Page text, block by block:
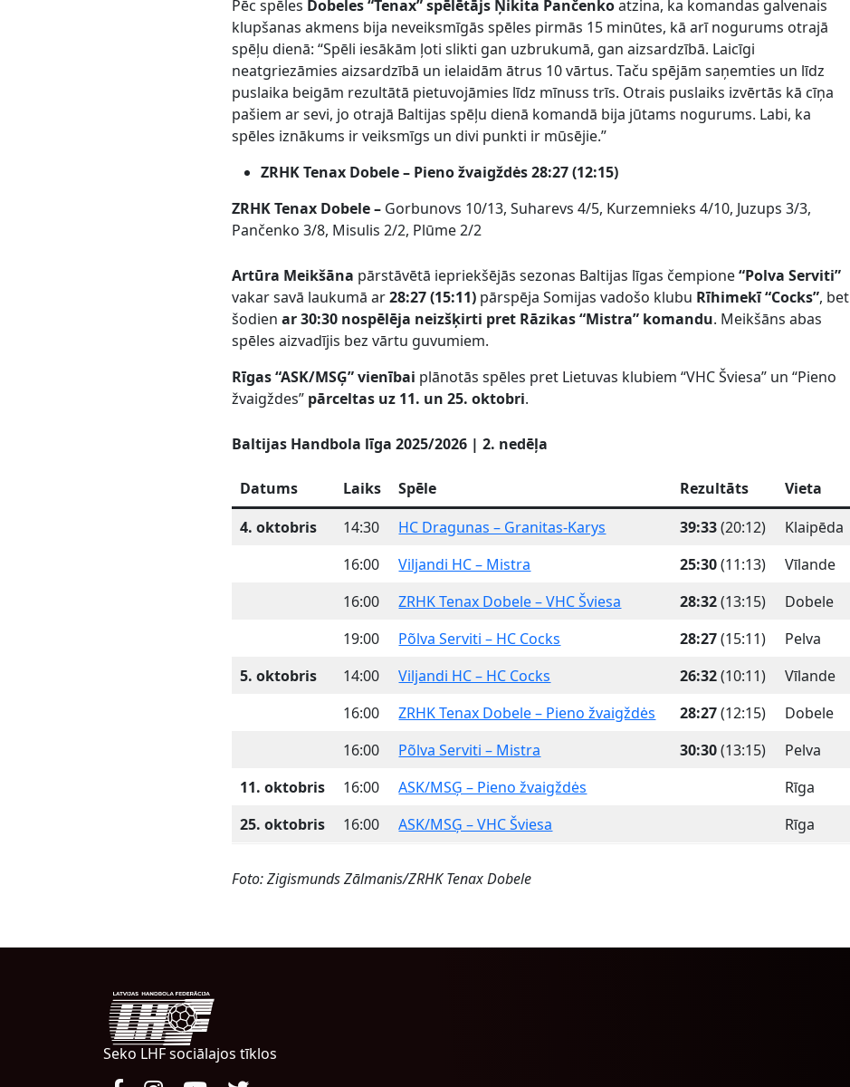
Pēc spēles Dobeles “Tenax” spēlētājs Ņikita Pančenkoatzina, ka komandas galvenais
klupšanas akmens bija neveiksmīgās spēles pirmās 15 minūtes, kā arī nogurums otrajā
spēļu dienā: “Spēli iesākām ļoti slikti gan uzbrukumā, gan aizsardzībā. Laicīgi
neatgriezāmies aizsardzībā un ielaidām ātrus 10 vārtus. Taču spējām saņemties un līdz
puslaika beigām rezultātā pietuvojāmies līdz mīnuss trīs. Otrais puslaiks izvērtās kā cīņa
pašiem ar sevi, jo otrajā Baltijas spēļu dienā komandā bija jūtams nogurums. Labi, ka
spēles iznākums ir veiksmīgs un divi punkti ir mūsējie.”
ZRHK Tenax Dobele – Pieno žvaigždės 28:27 (12:15)
ZRHK Tenax Dobele – Gorbunovs 10/13, Suharevs 4/5, Kurzemnieks 4/10, Juzups 3/3,
Pančenko 3/8, Misulis 2/2, Plūme 2/2
Artūra Meikšāna pārstāvētā iepriekšējās sezonas Baltijas līgas čempione“Polva Serviti”
vakar savā laukumā ar28:27 (15:11) pārspēja Somijas vadošo klubu Rīhimekī “Cocks”, bet
šodienar 30:30 nospēlēja neizšķirti pret Rāzikas “Mistra” komandu. Meikšāns abas
spēles aizvadījis bez vārtu guvumiem.
Rīgas “ASK/MSĢ” vienībai plānotās spēles pret Lietuvas klubiem “VHC Šviesa” un “Pieno
žvaigždes” pārceltas uz 11. un 25. oktobri.
Baltijas Handbola līga 2025/2026 | 2. nedēļa
Datums Laiks Spēle Rezultāts
Vieta
4. oktobris
14:30 HC Dragunas – Granitas-Karys 39:33(20:12)
Klaipēda
16:00
Viljandi HC – Mistra 25:30(11:13)
Vīlande
16:00
ZRHK Tenax Dobele – VHC Šviesa 28:32(13:15)
Dobele
19:00
Põlva Serviti – HC Cocks 28:27(15:11)
Pelva
5. oktobris
14:00 Viljandi HC – HC Cocks 26:32(10:11)
Vīlande
16:00
ZRHK Tenax Dobele – Pieno žvaigždės 28:27(12:15)
Dobele
16:00
Põlva Serviti – Mistra 30:30(13:15)
Pelva
11. oktobris
16:00 ASK/MSĢ – Pieno žvaigždės
Rīga
25. oktobris
16:00 ASK/MSĢ – VHC Šviesa Rīga
Foto: Zigismunds Zālmanis/ZRHK Tenax Dobele
Seko LHF sociālajos tīklos